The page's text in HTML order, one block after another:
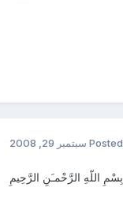
Posted سبتمبر 29, 2008
بِسْمِ اللّهِ الرَّحْمـَنِ الرَّحِيمِ